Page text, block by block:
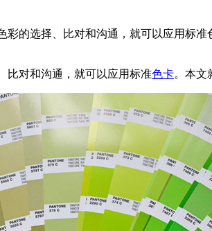
的选择、比对和沟通，就可以应用标
比对和沟通，就可以应用标准色卡。本文